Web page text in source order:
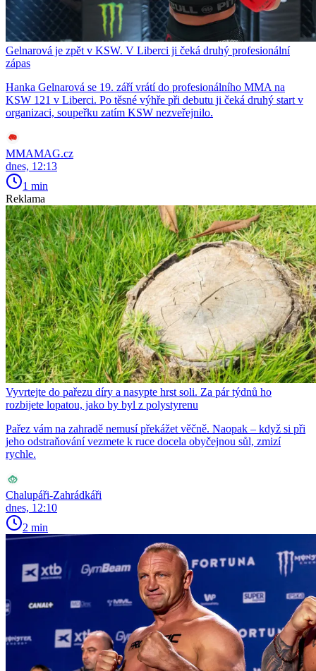
Gelnarová je zpět v KSW. V Liberci ji čeká druhý profesionální
zápas
Hanka Gelnarová se 19. září vrátí do profesionálního MMA na
KSW 121 v Liberci. Po těsné výhře při debutu ji čeká druhý start v
organizaci, soupeřku zatím KSW nezveřejnilo.
MMAMAG.cz
dnes, 12:13
1 min
Reklama
Vyvrtejte do pařezu díry a nasypte hrst soli. Za pár týdnů ho
rozbijete lopatou, jako by byl z polystyrenu
Pařez vám na zahradě nemusí překážet věčně. Naopak – když si při
jeho odstraňování vezmete k ruce docela obyčejnou sůl, zmizí
rychle.
Chalupáři-Zahrádkáři
dnes, 12:10
2 min